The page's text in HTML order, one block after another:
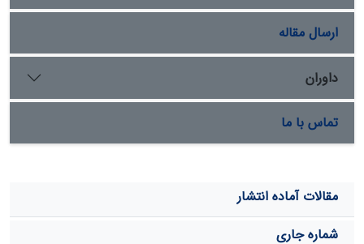
درنهایت، مقادیر به‌دست‌آمده به‌وسیله روش منحنی تداوم
جریان به‌عنوان حد بالا و شاخص تغییرپذیری جریان به‌عنوان
حد پایین حقابه رودخانه کرج به‌صورت ماهانه پیشنهاد شد.
ارسال مقاله
داوران
تماس با ما
مقالات آماده انتشار
شماره جاری